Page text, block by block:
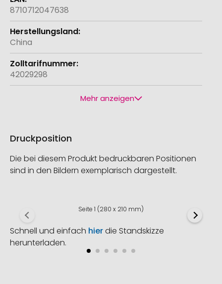
8710712047638
China
42029298
Mehr anzeigen
Druckposition
Die bei diesem Produkt bedruckbaren Positionen
sind in den Bildern exemplarisch dargestellt.
Seite 1 (280 x 210 mm)
Schnell und einfach hierdie Standskizze
herunterladen.